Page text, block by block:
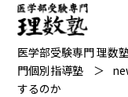
医学部受験専門 理数
門個別指導塾
するのか